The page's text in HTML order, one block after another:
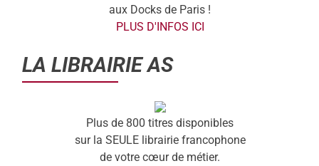
aux Docks de Paris !
PLUS D'INFOS ICI
LA LIBRAIRIE AS
Plus de 800 titres disponibles
sur la SEULE librairie francophone
de votre cœur de métier.